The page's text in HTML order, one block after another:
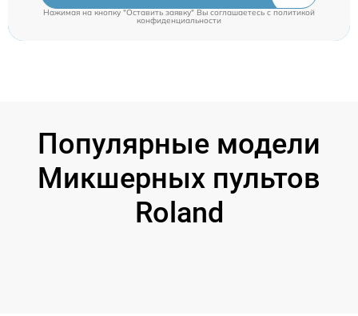
Нажимая на кнопку "Оставить заявку" Вы соглашаетесь cполитикой
конфиденциальности
Популярные модели
Микшерных пультов
Roland